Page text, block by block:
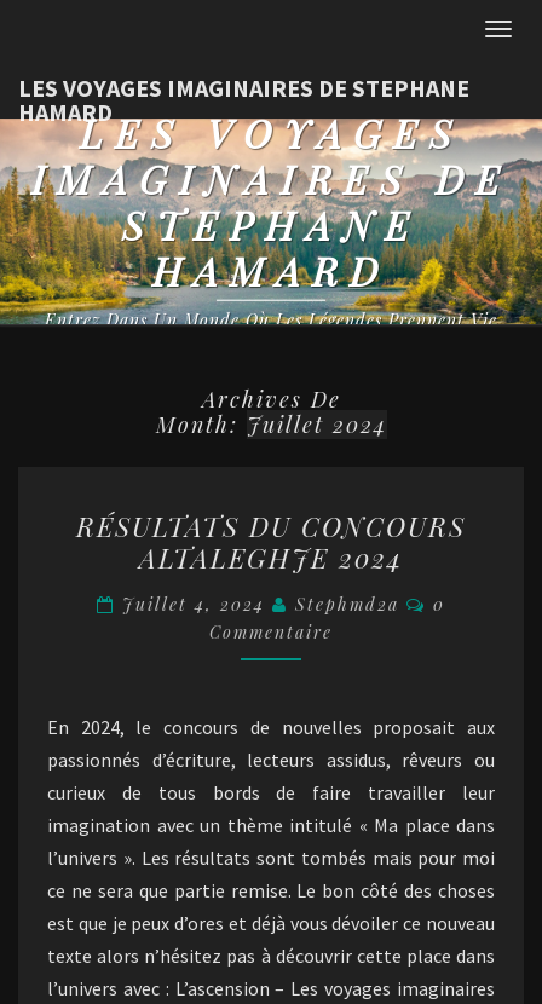
LES VOYAGES IMAGINAIRES DE STEPHANE
HAMARDLES VOYAGES
IMAGINAIRES DE
STEPHANE
HAMARD
Entrez Dans Un Monde Où Les Légendes Prennent Vie
Archives De
Month: Juillet 2024
DU
CONCOURS
ALTALEGHJE
2024
RÉSULTATS DU CONCOURS
ALTALEGHJE 2024
Juillet 4, 2024 Stephmd2a
0
Commentaire
En 2024, le concours de nouvelles proposait aux
passionnés d’écriture, lecteurs assidus, rêveurs ou
curieux de tous bords de faire travailler leur
imagination avec un thème intitulé « Ma place dans
l’univers ». Les résultats sont tombés mais pour moi
ce ne sera que partie remise. Le bon côté des choses
est que je peux d’ores et déjà vous dévoiler ce nouveau
texte alors n’hésitez pas à découvrir cette place dans
l’univers avec : L’ascension – Les voyages imaginaires